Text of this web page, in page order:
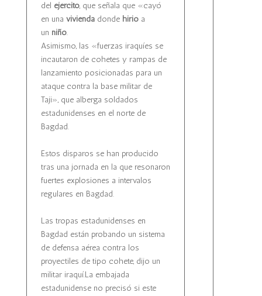
del ejército, que señala que «cayó
en una viviendadonde hirióa
un niño.
Asimismo, las «fuerzas iraquíes se
incautaron de cohetes y rampas de
lanzamiento posicionadas para un
ataque contra la base militar de
Taji», que alberga soldados
estadunidenses en el norte de
Bagdad.
Estos disparos se han producido
tras una jornada en la que resonaron
fuertes explosiones a intervalos
regulares en Bagdad.
Las tropas estadunidenses en
Bagdad están probando un sistema
de defensa aérea contra los
proyectiles de tipo cohete, dijo un
militar iraquí.La embajada
estadunidense no precisó si este